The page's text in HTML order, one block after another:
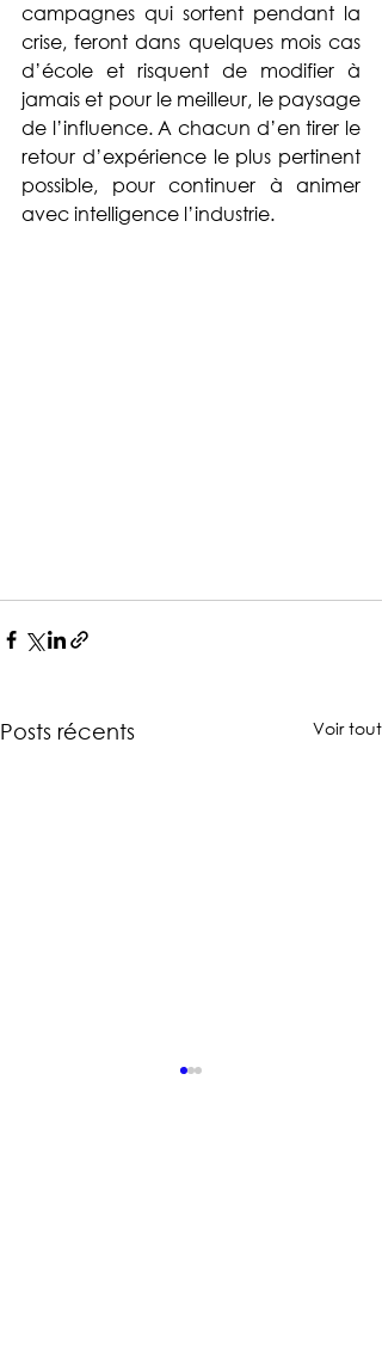
campagnes qui sortent pendant la
crise, feront dans quelques mois cas
d’école et risquent de modifier à
jamais et pour le meilleur, le paysage
de l’influence. A chacun d’en tirer le
retour d’expérience le plus pertinent
possible, pour continuer à animer
avec intelligence l’industrie.
Posts récents Voir tout